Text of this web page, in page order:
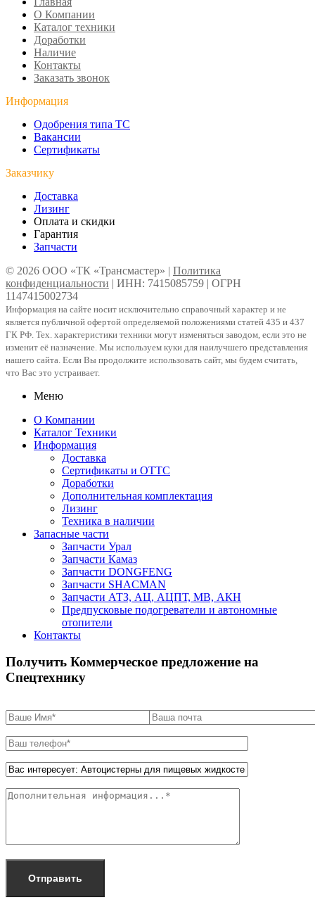
О Компании
Каталог техники
Доработки
Наличие
Контакты
Заказать звонок
Информация
Одобрения типа ТС
Вакансии
Сертификаты
Заказчику
Доставка
Лизинг
Оплата и скидки
Гарантия
Запчасти
© 2026 ООО «ТК «Трансмастер» | Политика
конфиденциальности | ИНН: 7415085759 | ОГРН
1147415002734
Информация на сайте носит исключительно справочный характер и не
является публичной офертой определяемой положениями статей 435 и 437
ГК РФ. Тех. характеристики техники могут изменяться заводом, если это не
изменит её назначение. Мы используем куки для наилучшего представления
нашего сайта. Если Вы продолжите использовать сайт, мы будем считать,
что Вас это устраивает.
Меню
О Компании
Каталог Техники
Информация
Доставка
Сертификаты и ОТТС
Доработки
Дополнительная комплектация
Лизинг
Техника в наличии
Запасные части
Запчасти Урал
Запчасти Камаз
Запчасти DONGFENG
Запчасти SHACMAN
Запчасти АТЗ, АЦ, АЦПТ, МВ, АКН
Предпусковые подогреватели и автономные
отопители
Контакты
Получить Коммерческое предложение на
Спецтехнику